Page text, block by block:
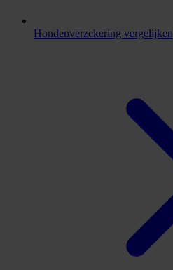
Hondenverzekering vergelijken